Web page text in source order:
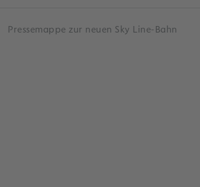
Pressemappe zur neuen Sky Line-Bahn